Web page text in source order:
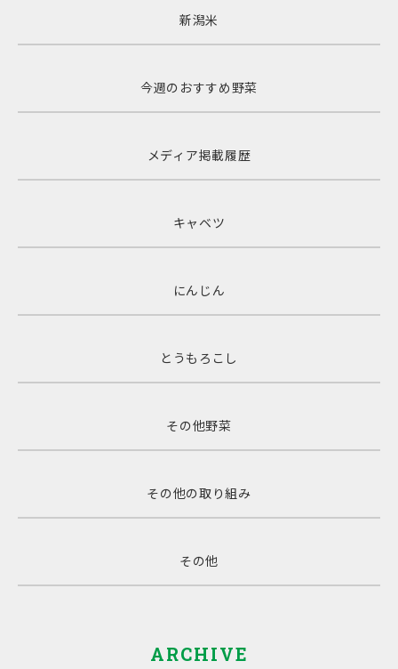
新潟米
今週のおすすめ野菜
メディア掲載履歴
キャベツ
にんじん
とうもろこし
その他野菜
その他の取り組み
その他
ARCHIVE